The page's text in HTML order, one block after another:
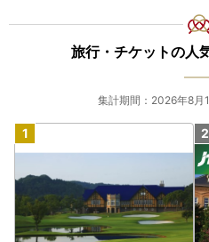
旅行・チケットの人
集計期間：2026年8月